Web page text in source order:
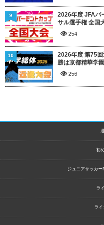
2026年度 JFAバ
サル選手権 全国
254
9
2026年度 第75
勝は京都精華学
256
10
初
ジュニアサッカ
ラ
ラ